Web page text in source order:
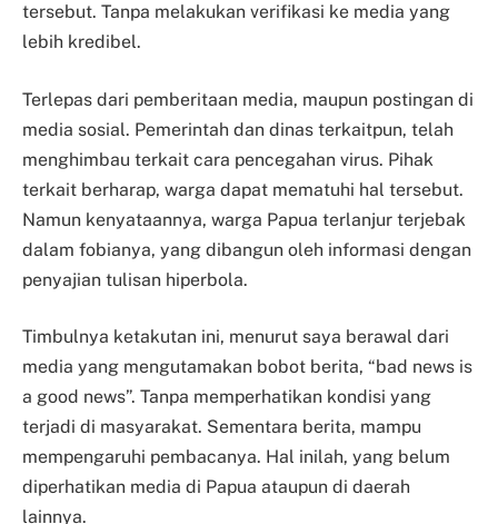
tersebut. Tanpa melakukan verifikasi ke media yang
lebih kredibel.
Terlepas dari pemberitaan media, maupun postingan di
media sosial. Pemerintah dan dinas terkaitpun, telah
menghimbau terkait cara pencegahan virus. Pihak
terkait berharap, warga dapat mematuhi hal tersebut.
Namun kenyataannya, warga Papua terlanjur terjebak
dalam fobianya, yang dibangun oleh informasi dengan
penyajian tulisan hiperbola.
Timbulnya ketakutan ini, menurut saya berawal dari
media yang mengutamakan bobot berita, “bad news is
a good news”. Tanpa memperhatikan kondisi yang
terjadi di masyarakat. Sementara berita, mampu
mempengaruhi pembacanya. Hal inilah, yang belum
diperhatikan media di Papua ataupun di daerah
lainnya.